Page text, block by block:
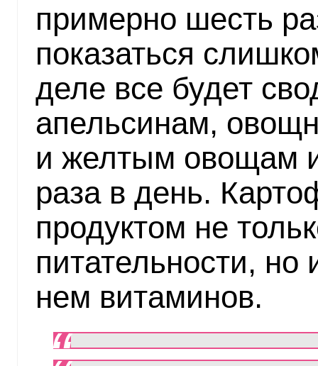
примерно шесть
показаться
деле все будет
апельсинам,
и желтым овощам
раза в день.
продуктом не
питательности,
нем витаминов.